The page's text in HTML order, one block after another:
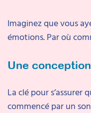
Imaginez que vous
émotions. Par où
Une
La clé pour
commencé par un